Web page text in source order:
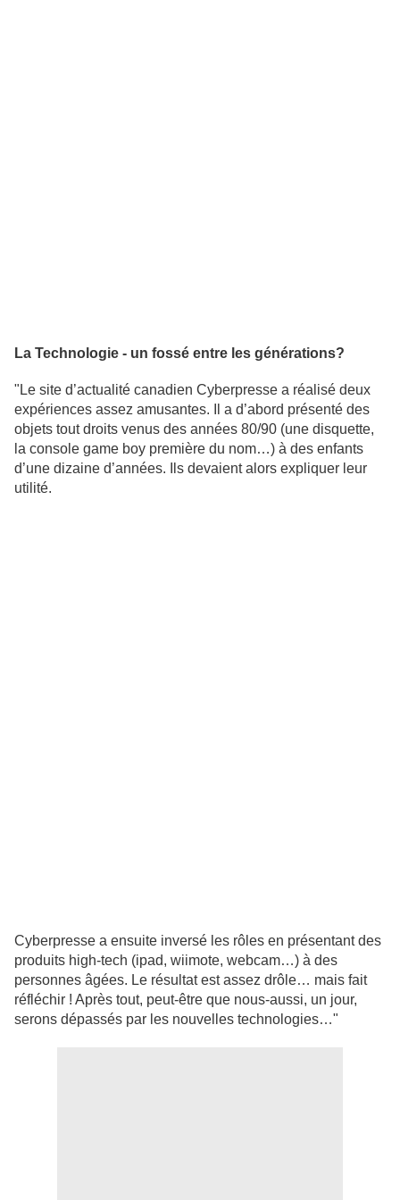
La Technologie - un fossé entre les générations?
"Le site d’actualité canadien Cyberpresse a réalisé deux
expériences assez amusantes. Il a d’abord présenté des
objets tout droits venus des années 80/90 (une disquette,
la console game boy première du nom…) à des enfants
d’une dizaine d’années. Ils devaient alors expliquer leur
utilité.
Cyberpresse a ensuite inversé les rôles en présentant des
produits high-tech (ipad, wiimote, webcam…) à des
personnes âgées. Le résultat est assez drôle… mais fait
réfléchir ! Après tout, peut-être que nous-aussi, un jour,
serons dépassés par les nouvelles technologies…"